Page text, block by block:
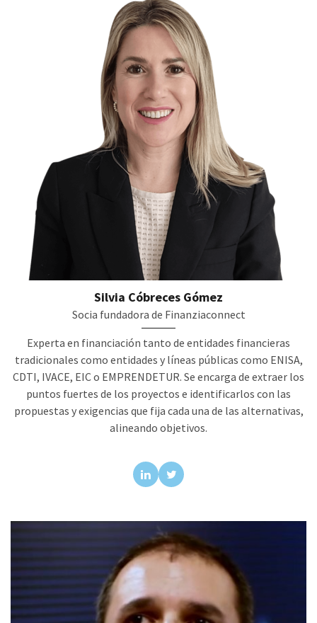
Silvia Cóbreces Gómez
Socia fundadora de Finanziaconnect
Experta en financiación tanto de entidades financieras
tradicionales como entidades y líneas públicas como ENISA,
CDTI, IVACE, EIC o EMPRENDETUR. Se encarga de extraer los
puntos fuertes de los proyectos e identificarlos con las
propuestas y exigencias que fija cada una de las alternativas,
alineando objetivos.